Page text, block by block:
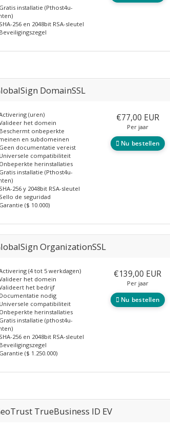
Gratis installatie (Pthost4u-
SHA-256 en 2048bit RSA-sleutel
Beveiligingszegel
DomainSSL
(uren)
het domein
Beschermt onbeperkte
en subdomeinen
Geen documentatie vereist
Universele compatibiliteit
Onbeperkte herinstallaties
Gratis installatie (Pthost4u-
SHA-256 y 2048bit RSA-sleutel
Sello de seguridad
Garantie ($ 10.000)
€77,00 EUR
Per jaar
Nu bestellen
OrganizationSSL
(4 tot 5 werkdagen)
het domein
het bedrijf
Documentatie nodig
Universele compatibiliteit
Onbeperkte herinstallaties
Gratis installatie (pthost4u-
SHA-256 en 2048bit RSA-sleutel
Beveiligingszegel
Garantie ($ 1.250.000)
€139,00 EUR
Per jaar
Nu bestellen
TrueBusiness ID EV